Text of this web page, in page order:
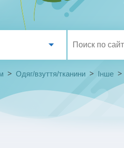
> Одяг/взуття/тканини > Інше >